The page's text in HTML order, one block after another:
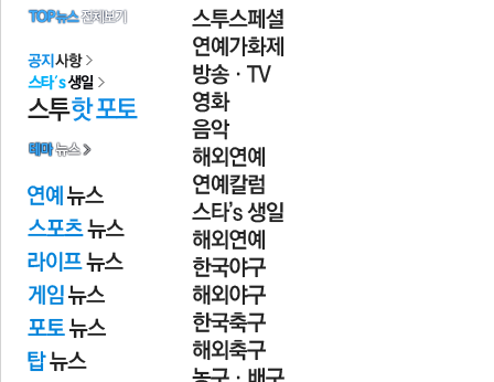
로그
많이 본 뉴스 최신 뉴스 연예